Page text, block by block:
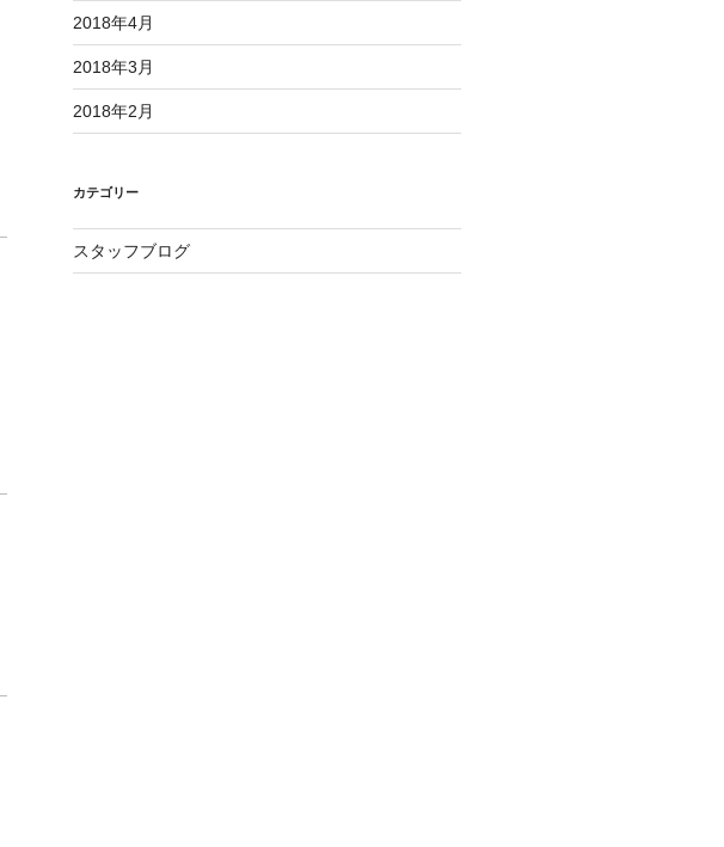
2018年4月
2018年3月
2018年2月
カテゴリー
スタッフブログ